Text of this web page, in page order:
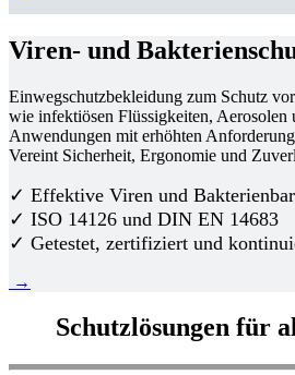
Viren- und
Einwegschutzbekleidung zum Schutz
wie infektiösen Flüssigkeiten, Aerosolen
Anwendungen mit erhöhten
Vereint Sicherheit, Ergonomie und
✓ Effektive Viren und
✓ ISO 14126 und DIN EN 14683
✓ Getestet, zertifiziert und
→
Schutzlösungen für